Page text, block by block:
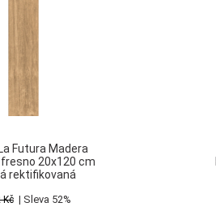
Futura Madera
20x120 cm
rektifikovaná
Kč | Sleva 52%